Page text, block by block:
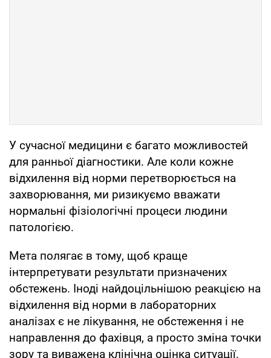
У сучасної медицини є багато можливостей
для ранньої діагностики. Але коли кожне
відхилення від норми перетворюється на
захворювання, ми ризикуємо вважати
нормальні фізіологічні процеси людини
патологією.
Мета полягає в тому, щоб краще
інтерпретувати результати призначених
обстежень. Іноді найдоцільнішою реакцією на
відхилення від норми в лабораторних
аналізах є не лікування, не обстеження і не
направлення до фахівця, а просто зміна точки
зору та виважена клінічна оцінка ситуації.